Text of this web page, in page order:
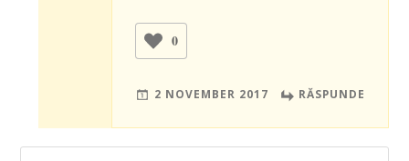
0
2 NOVEMBER 2017 RĂSPUNDE